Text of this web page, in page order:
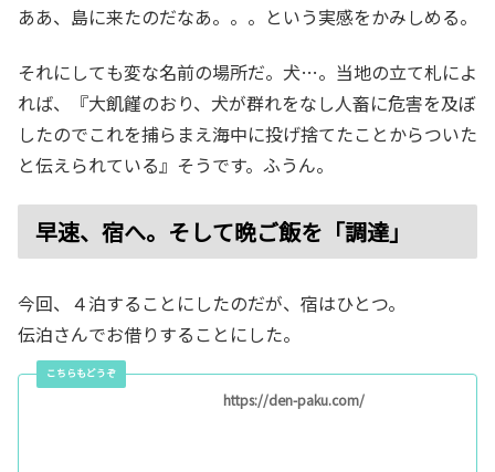
ああ、島に来たのだなあ。。。という実感をかみしめる。
それにしても変な名前の場所だ。犬…。当地の立て札によ
れば、『大飢饉のおり、犬が群れをなし人畜に危害を及ぼ
したのでこれを捕らまえ海中に投げ捨てたことからついた
と伝えられている』そうです。ふうん。
早速、宿へ。そして晩ご飯を「調達」
今回、４泊することにしたのだが、宿はひとつ。
伝泊さんでお借りすることにした。
https://den-paku.com/